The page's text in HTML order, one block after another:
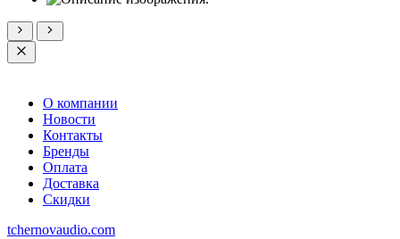
О компании
Новости
Контакты
Бренды
Оплата
Доставка
Скидки
tchernovaudio.com